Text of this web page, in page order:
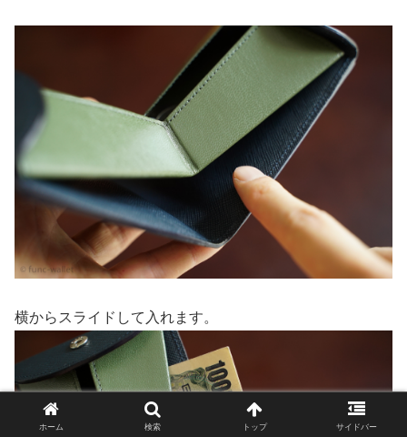
横からスライドして入れます。
ホーム 検索 トップ サイドバー